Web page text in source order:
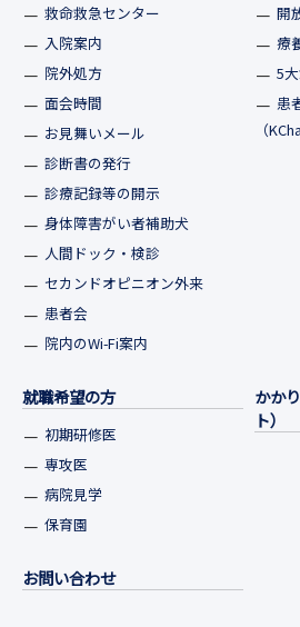
救命救急センター
入院案内
院外処方
面会時間
お見舞いメール
診断書の発行
診療記録等の開示
身体障害がい者補助犬
人間ドック・検診
セカンドオピニオン外来
患者会
院内のWi-Fi案内
開
療
5
患
（
就職希望の方
初期研修医
専攻医
病院見学
保育園
かか
ト）
お問い合わせ